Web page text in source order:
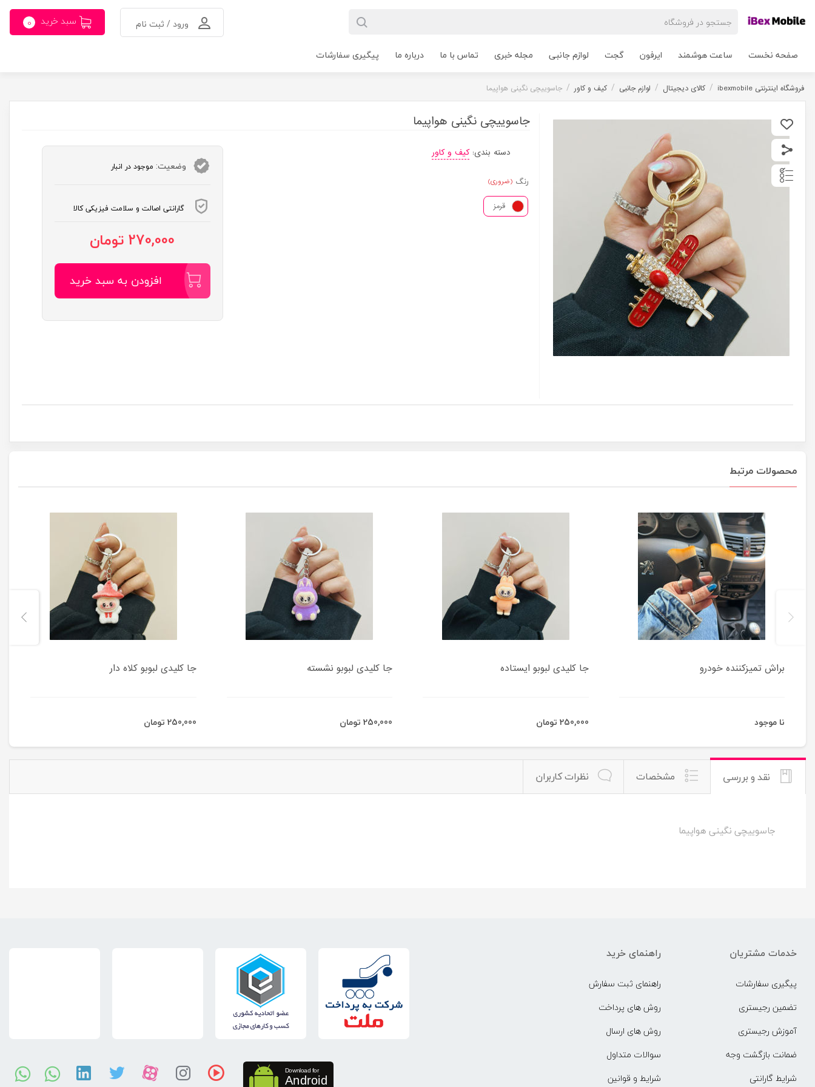
ورود / ثبت نام سبد خرید 0
صفحه نخست ساعت هوشمند ایرفون گجت لوازم جانبی مجله خبری تماس با ما درباره ما پیگیری سفارشات
فروشگاه اینترنتی ibexmobile / کالای دیجیتال / لوازم جانبی / کیف و کاور / جاسوییچی نگینی هواپیما
جاسوییچی نگینی هواپیما
دسته بندی: کیف و کاور
رنگ (ضروری)
قرمز
وضعیت: موجود در انبار
گارانتی اصالت و سلامت فیزیکی کالا
270,000 تومان
افزودن به سبد خرید
محصولات مرتبط
براش تمیزکننده خودرو
نا موجود
جا کلیدی لبوبو ایستاده
250,000 تومان
جا کلیدی لبوبو نشسته
250,000 تومان
جا کلیدی لبوبو کلاه دار
250,000 تومان
نقد و بررسی مشخصات نظرات کاربران
جاسوییچی نگینی هواپیما
خدمات مشتریان
پیگیری سفارشات
تضمین رجیستری
آموزش رجیستری
ضمانت بازگشت وجه
شرایط گارانتی
راهنمای خرید
راهنمای ثبت سفارش
روش های پرداخت
روش های ارسال
سوالات متداول
شرایط و قوانین